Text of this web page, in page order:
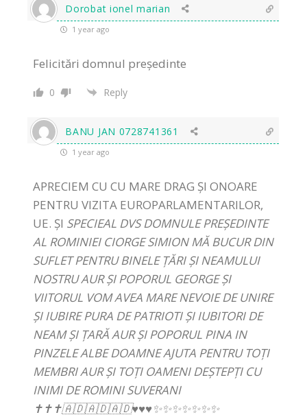
Dorobat ionel marian
1 year ago
Felicitări domnul președinte
0 Reply
BANU JAN 0728741361
1 year ago
APRECIEM CU CU MARE DRAG ȘI ONOARE
PENTRU VIZITA EUROPARLAMENTARILOR,
UE. ȘI SPECIEAL DVS DOMNULE PREȘEDINTE
AL ROMINIEI CIORGE SIMION MĂ BUCUR DIN
SUFLET PENTRU BINELE ȚĂRI ȘI NEAMULUI
NOSTRU AUR ȘI POPORUL GEORGE ȘI
VIITORUL VOM AVEA MARE NEVOIE DE UNIRE
ȘI IUBIRE PURA DE PATRIOTI ȘI IUBITORI DE
NEAM ȘI ȚARĂ AUR ȘI POPORUL PINA IN
PINZELE ALBE DOAMNE AJUTA PENTRU TOȚI
MEMBRI AUR ȘI TOȚI OAMENI DEȘTEPȚI CU
INIMI DE ROMINI SUVERANI
✝️✝️✝️🇦🇩🇦🇩🇦🇩♥️♥️♥️✨✨✨✨✨✨✨